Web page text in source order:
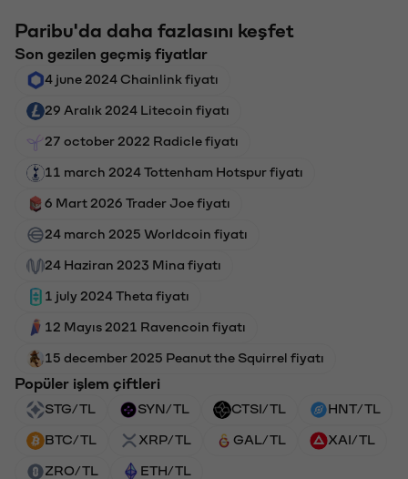
Paribu'da daha fazlasını keşfet
Son gezilen geçmiş fiyatlar
4 june 2024 Chainlink fiyatı
29 Aralık 2024 Litecoin fiyatı
27 october 2022 Radicle fiyatı
11 march 2024 Tottenham Hotspur fiyatı
6 Mart 2026 Trader Joe fiyatı
24 march 2025 Worldcoin fiyatı
24 Haziran 2023 Mina fiyatı
1 july 2024 Theta fiyatı
12 Mayıs 2021 Ravencoin fiyatı
15 december 2025 Peanut the Squirrel fiyatı
Popüler işlem çiftleri
STG/TL SYN/TL CTSI/TL HNT/TL
BTC/TL XRP/TL GAL/TL XAI/TL
ZRO/TL ETH/TL